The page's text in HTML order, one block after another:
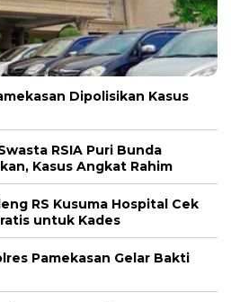
Dipolisikan Kasus
RSIA Puri Bunda
Kasus Angkat Rahim
RS Kusuma Hospital Cek
untuk Kades
Pamekasan Gelar Bakti